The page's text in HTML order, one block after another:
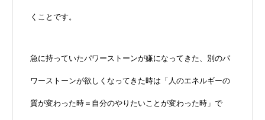
くことです。
急に持っていたパワーストーンが嫌になってきた、別のパ
ワーストーンが欲しくなってきた時は「人のエネルギーの
質が変わった時＝自分のやりたいことが変わった時」で